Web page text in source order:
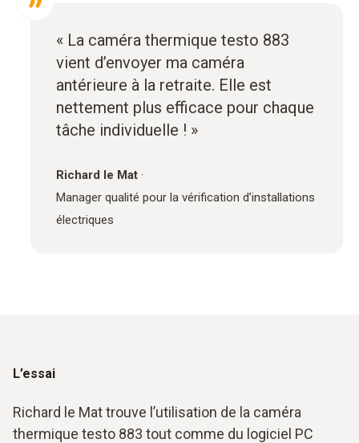
« La caméra thermique testo 883
vient d’envoyer ma caméra
antérieure à la retraite. Elle est
nettement plus efficace pour chaque
tâche individuelle ! »
Richard le Mat ·
Manager qualité pour la vérification d’installations
électriques
L’essai
Richard le Mat trouve l’utilisation de la caméra
thermique testo 883 tout comme du logiciel PC